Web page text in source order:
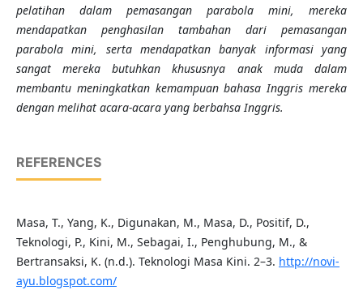
pelatihan dalam pemasangan parabola mini, mereka
mendapatkan penghasilan tambahan dari pemasangan
parabola mini, serta mendapatkan banyak informasi yang
sangat mereka butuhkan khususnya anak muda dalam
membantu meningkatkan kemampuan bahasa Inggris mereka
dengan melihat acara-acara yang berbahsa Inggris.
REFERENCES
Masa, T., Yang, K., Digunakan, M., Masa, D., Positif, D.,
Teknologi, P., Kini, M., Sebagai, I., Penghubung, M., &
Bertransaksi, K. (n.d.). Teknologi Masa Kini. 2–3. http://novi-
ayu.blogspot.com/